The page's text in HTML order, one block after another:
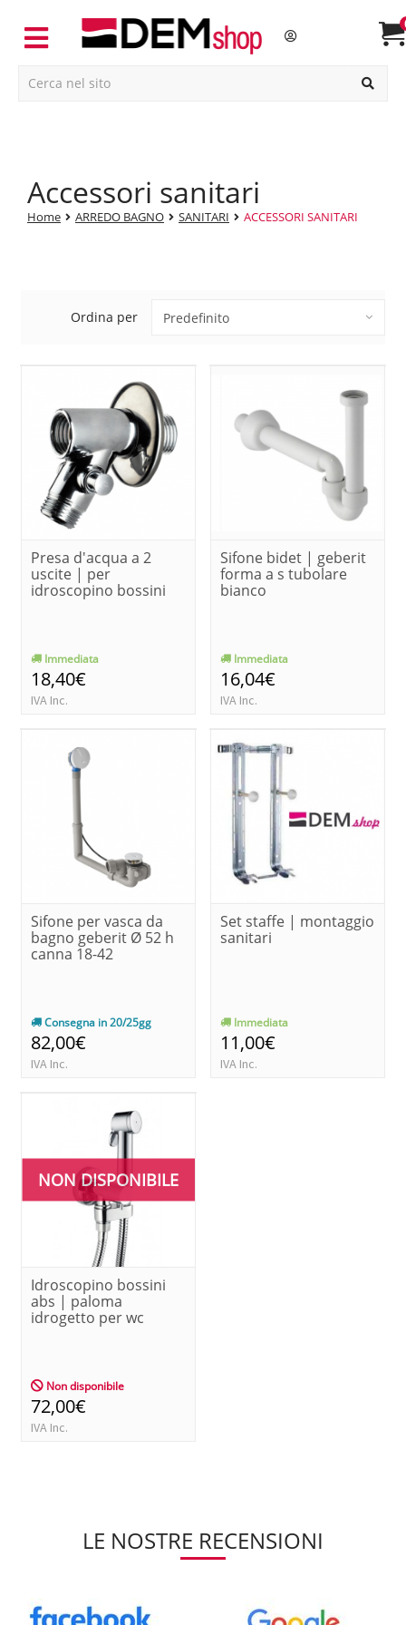
accessori sanitari
Home ARREDO BAGNO SANITARI ACCESSORI SANITARI
Ordina per
Presa d'acqua a 2
uscite | per
idroscopino bossini
Immediata
18,40€
IVA Inc.
Sifone bidet | geberit
forma a s tubolare
bianco
Immediata
16,04€
IVA Inc.
Sifone per vasca da
bagno geberit Ø 52 h
canna 18-42
Consegna in 20/25gg
82,00€
IVA Inc.
Set staffe | montaggio
sanitari
Immediata
11,00€
IVA Inc.
NON DISPONIBILE
Idroscopino bossini
abs | paloma
idrogetto per wc
Non disponibile
72,00€
IVA Inc.
LE NOSTRE RECENSIONI